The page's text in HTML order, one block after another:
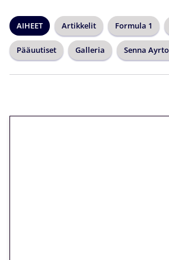
AIHEET Artikkelit Formula 1
Pääuutiset Galleria Senna